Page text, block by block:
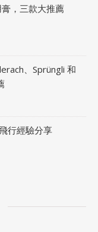
，三款大推薦
、Sprüngli 和
行經驗分享